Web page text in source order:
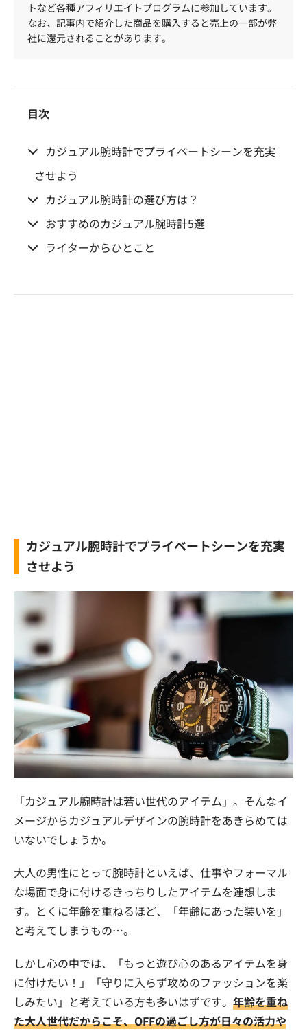
トなど各種アフィリエイトプログラムに参加しています。
なお、記事内で紹介した商品を購入すると売上の一部が弊
社に還元されることがあります。
目次
カジュアル腕時計でプライベートシーンを充実
させよう
カジュアル腕時計の選び方は？
おすすめのカジュアル腕時計5選
ライターからひとこと
カジュアル腕時計でプライベートシーンを充実
させよう
「カジュアル腕時計は若い世代のアイテム」。そんなイ
メージからカジュアルデザインの腕時計をあきらめては
いないでしょうか。
大人の男性にとって腕時計といえば、仕事やフォーマル
な場面で身に付けるきっちりしたアイテムを連想しま
す。とくに年齢を重ねるほど、「年齢にあった装いを」
と考えてしまうもの…。
しかし心の中では、「もっと遊び心のあるアイテムを身
に付けたい！」「守りに入らず攻めのファッションを楽
しみたい」と考えている方も多いはずです。 年齢を重ね
た大人世代だからこそ、OFFの過ごし方が日々の活力や